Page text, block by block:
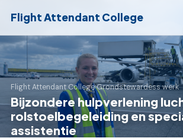
Flight Attendant College
Flight Attendant College›Grondstewardess werk
Bijzondere hulpverlening
rolstoelbegeleiding en
assistentie